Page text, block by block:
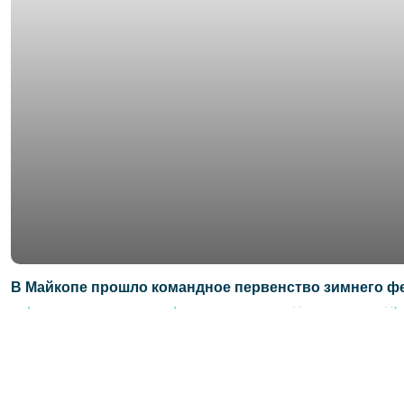
В Майкопе прошло командное первенство зимнего